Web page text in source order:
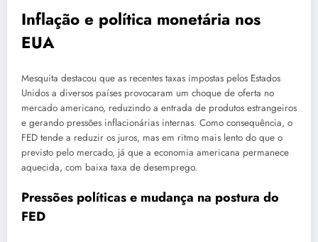
Inflação e política monetária nos
EUA
Mesquita destacou que as recentes taxas impostas pelos Estados
Unidos a diversos países provocaram um choque de oferta no
mercado americano, reduzindo a entrada de produtos estrangeiros
e gerando pressões inflacionárias internas. Como consequência, o
FED tende a reduzir os juros, mas em ritmo mais lento do que o
previsto pelo mercado, já que a economia americana permanece
aquecida, com baixa taxa de desemprego.
Pressões políticas e mudança na postura do
FED